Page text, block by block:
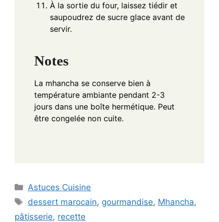
À la sortie du four, laissez tiédir et
saupoudrez de sucre glace avant de
servir.
Notes
La mhancha se conserve bien à
température ambiante pendant 2-3
jours dans une boîte hermétique. Peut
être congelée non cuite.
Categories
Astuces Cuisine
Tags
dessert marocain, gourmandise, Mhancha,
pâtisserie, recette